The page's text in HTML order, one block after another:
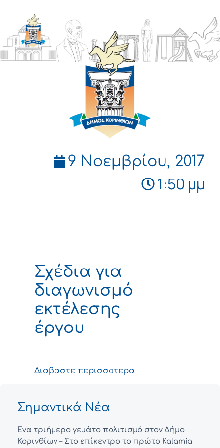
ΔΗΜΟΣ
ΚΟΡΙΝΘΙΩΝ
9 Νοεμβρίου, 2017
1:50 μμ
Σχέδια για
διαγωνισμό
εκτέλεσης
έργου
Διαβαστε περισσοτερα
Σημαντικά Νέα
Ένα τριήμερο γεμάτο πολιτισμό στον Δήμο
Κορινθίων – Στο επίκεντρο το πρώτο Kalamia